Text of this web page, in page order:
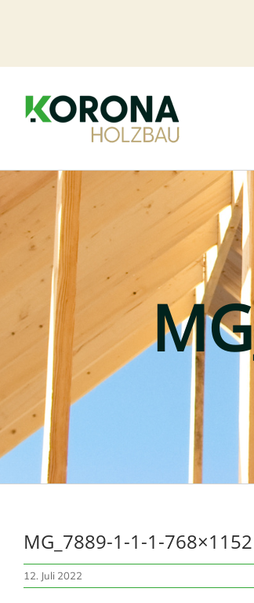
MG_7889-1-1-1-768×1152
12. Juli 2022